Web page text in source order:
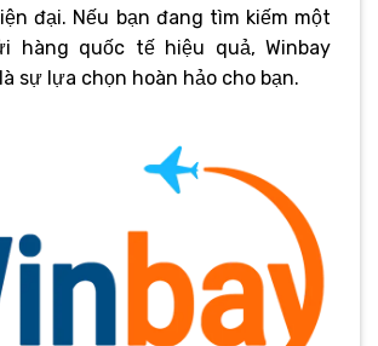
đại. Nếu bạn đang tìm kiếm một
hàng quốc tế hiệu quả, Winbay
sự lựa chọn hoàn hảo cho bạn.